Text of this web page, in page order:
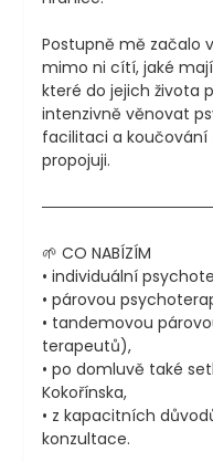
Postupně mě začalo
mimo ni cítí, jaké
které do jejich života
intenzivně věnovat
facilitaci a koučování
propojuji.
🌱 CO NABÍZÍM
• individuální
• párovou
• tandemovou
terapeutů),
• po domluvě také
Kokořínska,
• z kapacitních
konzultace.